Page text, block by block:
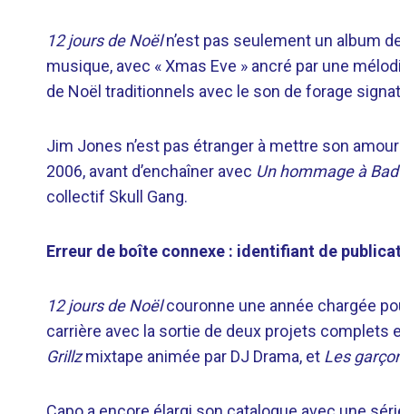
12 jours de Noëln’est pas seulement un album
musique, avec « Xmas Eve » ancré par une
de Noël traditionnels avec le son de forage
Jim Jones n’est pas étranger à mettre son
2006, avant d’enchaîner avec Un hommage à
collectif Skull Gang.
Erreur de boîte connexe : identifiant de
12 jours de Noëlcouronne une année chargée
carrière avec la sortie de deux projets complets
Grillzmixtape animée par DJ Drama, et Les